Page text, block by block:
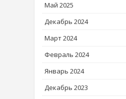
Май 2025
Декабрь 2024
Март 2024
Февраль 2024
Январь 2024
Декабрь 2023